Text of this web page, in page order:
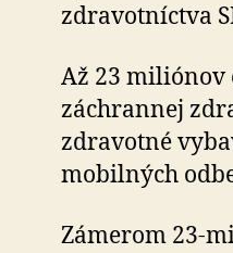
zdravotníctva
Až 23 miliónov
záchrannej
zdravotné
mobilných
Zámerom 23-